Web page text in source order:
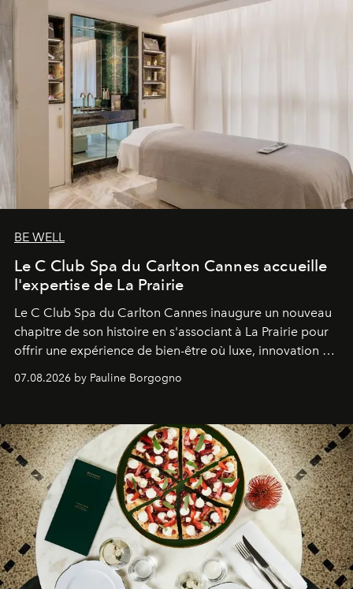
BE WELL
Le C Club Spa du Carlton Cannes accueille
l'expertise de La Prairie
Le C Club Spa du Carlton Cannes inaugure un nouveau
chapitre de son histoire en s'associant à La Prairie pour
offrir une expérience de bien-être où luxe, innovation et
07.08.2026 by Pauline Borgogno